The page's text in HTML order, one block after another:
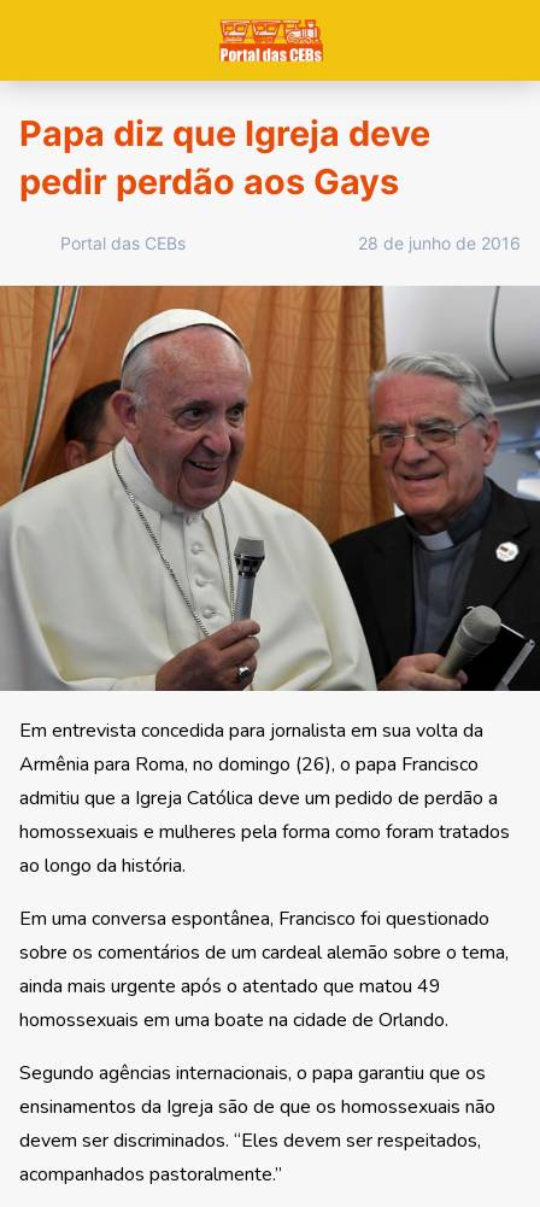
Papa diz que Igreja deve
pedir perdão aos Gays
Portal das CEBs 28 de junho de 2016
Em entrevista concedida para jornalista em sua volta da
Armênia para Roma, no domingo (26), o papa Francisco
admitiu que a Igreja Católica deve um pedido de perdão a
homossexuais e mulheres pela forma como foram tratados
ao longo da história.
Em uma conversa espontânea, Francisco foi questionado
sobre os comentários de um cardeal alemão sobre o tema,
ainda mais urgente após o atentado que matou 49
homossexuais em uma boate na cidade de Orlando.
Segundo agências internacionais, o papa garantiu que os
ensinamentos da Igreja são de que os homossexuais não
devem ser discriminados. “Eles devem ser respeitados,
acompanhados pastoralmente.”